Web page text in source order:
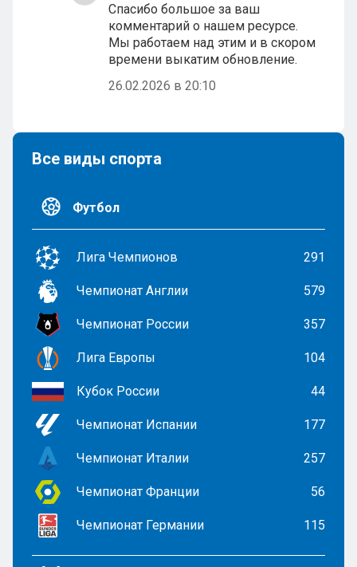
Спасибо большое за ваш
комментарий о нашем ресурсе.
Мы работаем над этим и в скором
времени выкатим обновление.
26.02.2026 в 20:10
Все виды спорта
Футбол
Лига Чемпионов 291
Чемпионат Англии 579
Чемпионат России 357
Лига Европы 104
Кубок России 44
Чемпионат Испании 177
Чемпионат Италии 257
Чемпионат Франции 56
Чемпионат Германии 115